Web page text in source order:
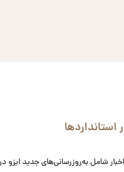
استانداردها